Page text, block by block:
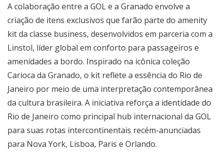
A colaboração entre a GOL e a Granado envolve a
criação de itens exclusivos que farão parte do amenity
kit da classe business, desenvolvidos em parceria com a
Linstol, líder global em conforto para passageiros e
amenidades a bordo. Inspirado na icônica coleção
Carioca da Granado, o kit reflete a essência do Rio de
Janeiro por meio de uma interpretação contemporânea
da cultura brasileira. A iniciativa reforça a identidade do
Rio de Janeiro como principal hub internacional da GOL
para suas rotas intercontinentais recém-anunciadas
para Nova York, Lisboa, Paris e Orlando.